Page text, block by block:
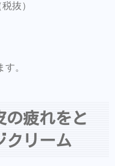
抜）
。
の疲れをと
クリーム